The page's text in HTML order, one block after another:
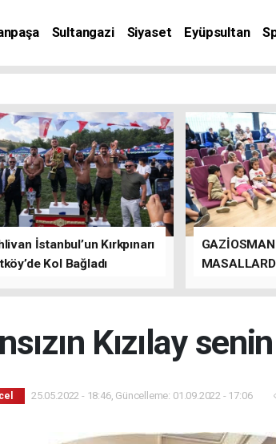
Sultangazi Siyaset Eyüpsultan
İstanbul’un Kırkpınarı
Kol Bağladı
Kızılay
25.05.2022 - 18:46, Güncelleme: 01.09.2022 - 17:06